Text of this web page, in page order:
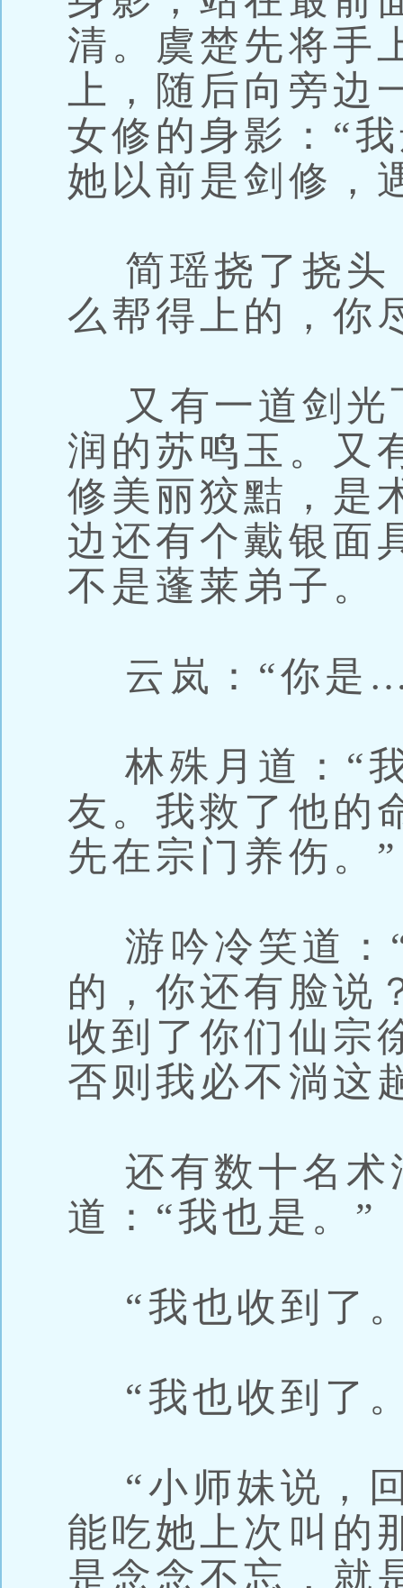
清。虞楚先将手
上，随后向旁
女修的身影：“
她以前是剑修，
简瑶挠了挠头
么帮得上的，你
又有一道剑光
润的苏鸣玉。又
修美丽狡黠，是
边还有个戴银面
不是蓬莱弟子。
云岚：“你是
林殊月道：“
友。我救了他的
先在宗门养伤。”
游吟冷笑道：
的，你还有脸说
收到了你们仙宗
否则我必不淌这
还有数十名术
道：“我也是。”
“我也收到了
“我也收到了
“小师妹说，
能吃她上次叫的
是念念不忘，就